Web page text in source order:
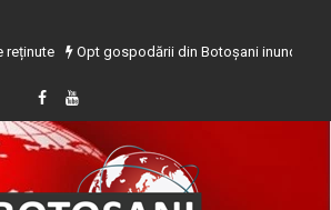
Opt gospodării din Botoșani inundate în urma